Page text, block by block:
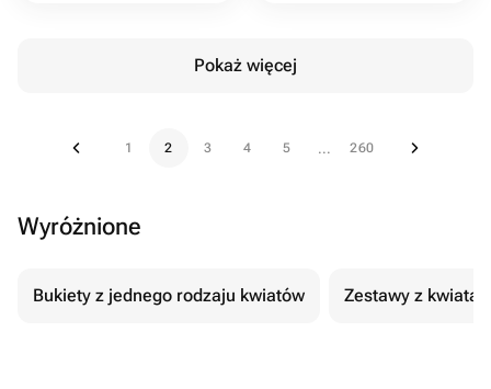
Pokaż więcej
1 2 3 4 5 ... 260
Wyróżnione
Bukiety z jednego rodzaju kwiatów Zestawy z